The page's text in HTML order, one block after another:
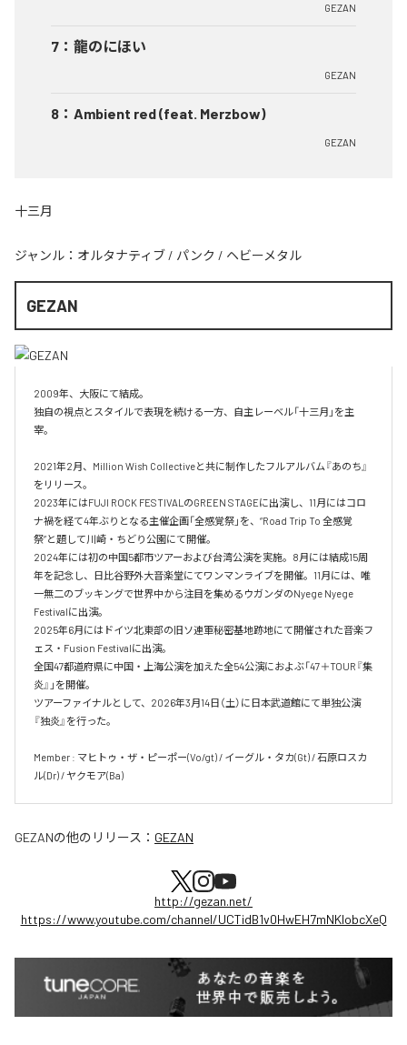
GEZAN
7 ： 龍のにほい
GEZAN
8 ： Ambient red (feat. Merzbow)
GEZAN
十三月
ジャンル： オルタナティブ / パンク / ヘビーメタル
GEZAN
2009年、大阪にて結成。
独自の視点とスタイルで表現を続ける一方、自主レーベル「十三月」を主
宰。
2021年2月、Million Wish Collectiveと共に制作したフルアルバム『あのち』
をリリース。
2023年にはFUJI ROCK FESTIVALのGREEN STAGEに出演し、11月にはコロ
ナ禍を経て4年ぶりとなる主催企画「全感覚祭」を、“Road Trip To 全感覚
祭”と題して川崎・ちどり公園にて開催。
2024年には初の中国5都市ツアーおよび台湾公演を実施。8月には結成15周
年を記念し、日比谷野外大音楽堂にてワンマンライブを開催。11月には、唯
一無二のブッキングで世界中から注目を集めるウガンダのNyege Nyege
Festivalに出演。
2025年6月にはドイツ北東部の旧ソ連軍秘密基地跡地にて開催された音楽フ
ェス・Fusion Festivalに出演。
全国47都道府県に中国・上海公演を加えた全54公演におよぶ「47＋TOUR『集
炎』」を開催。
ツアーファイナルとして、2026年3月14日（土）に日本武道館にて単独公演
『独炎』を行った。
Member : マヒトゥ・ザ・ピーポー(Vo/gt) / イーグル・タカ(Gt) / 石原ロスカ
ル(Dr) / ヤクモア(Ba)
GEZANの他のリリース： GEZAN
http://gezan.net/
https://www.youtube.com/channel/UCTidB1v0HwEH7mNKlobcXeQ